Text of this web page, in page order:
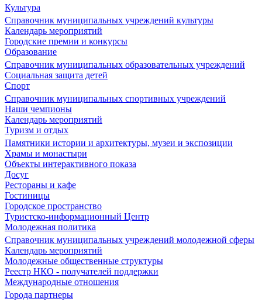
Культура
Справочник муниципальных учреждений культуры
Календарь мероприятий
Городские премии и конкурсы
Образование
Справочник муниципальных образовательных учреждений
Социальная защита детей
Спорт
Справочник муниципальных спортивных учреждений
Наши чемпионы
Календарь мероприятий
Туризм и отдых
Памятники истории и архитектуры, музеи и экспозиции
Храмы и монастыри
Объекты интерактивного показа
Досуг
Рестораны и кафе
Гостиницы
Городское пространство
Туристско-информационный Центр
Молодежная политика
Справочник муниципальных учреждений молодежной сферы
Календарь мероприятий
Молодежные общественные структуры
Реестр НКО - получателей поддержки
Международные отношения
Города партнеры